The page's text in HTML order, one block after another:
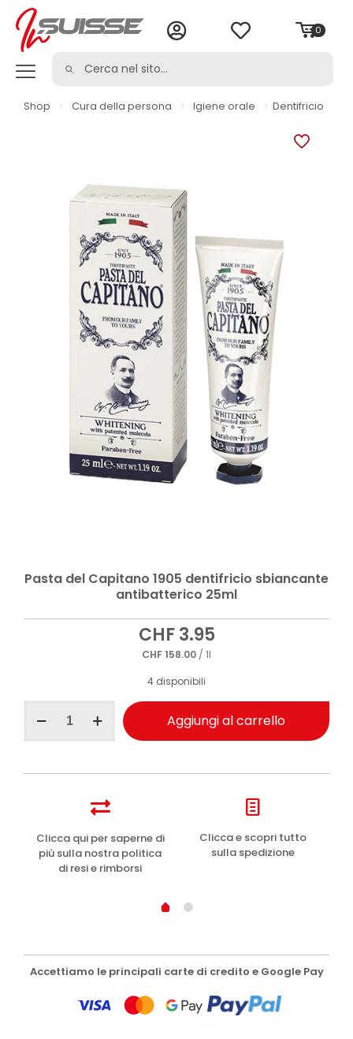
0
Shop > Cura della persona > Igiene orale > Dentifricio
Pasta del Capitano 1905 dentifricio sbiancante
antibatterico 25ml
CHF3.95
CHF158.00 / 1l
4 disponibili
del
Aggiungi al carrello
Clicca qui per saperne di
più sulla nostra politica
di resi e rimborsi
Clicca e scopri tutto
sulla spedizione
Accettiamo le principali carte di credito e Google Pay